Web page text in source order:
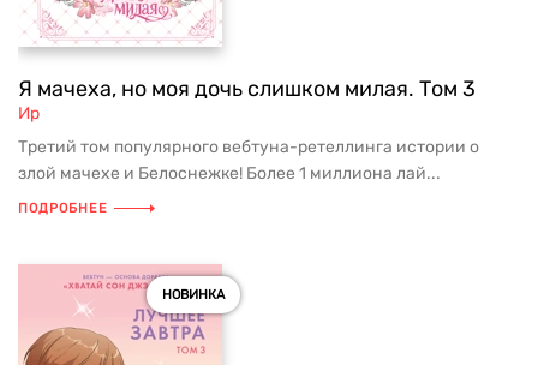
Я мачеха, но моя дочь слишком милая. Том 3
Ир
Третий том популярного вебтуна-ретеллинга истории о
злой мачехе и Белоснежке! Более 1 миллиона лай...
ПОДРОБНЕЕ
НОВИНКА